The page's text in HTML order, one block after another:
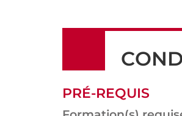
PRÉ-REQUIS